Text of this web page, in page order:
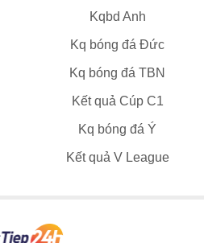
Kqbd Anh
Kq bóng đá Đức
Kq bóng đá TBN
Kết quả Cúp C1
Kq bóng đá Ý
Kết quả V League